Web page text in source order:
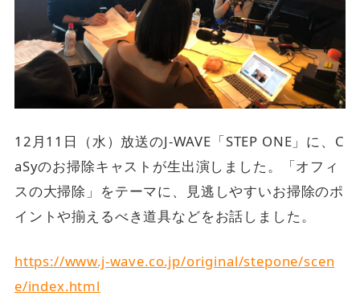
12月11日（水）放送のJ-WAVE「STEP ONE」に、C
aSyのお掃除キャストが生出演しました。「オフィ
スの大掃除」をテーマに、見逃しやすいお掃除のポ
イントや揃えるべき道具などをお話しました。
https://www.j-wave.co.jp/original/stepone/scen
e/index.html